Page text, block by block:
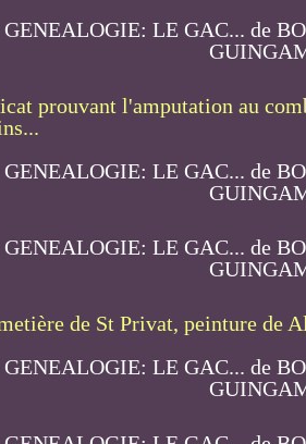
prouvant l'amputation au
de St Privat, peinture de